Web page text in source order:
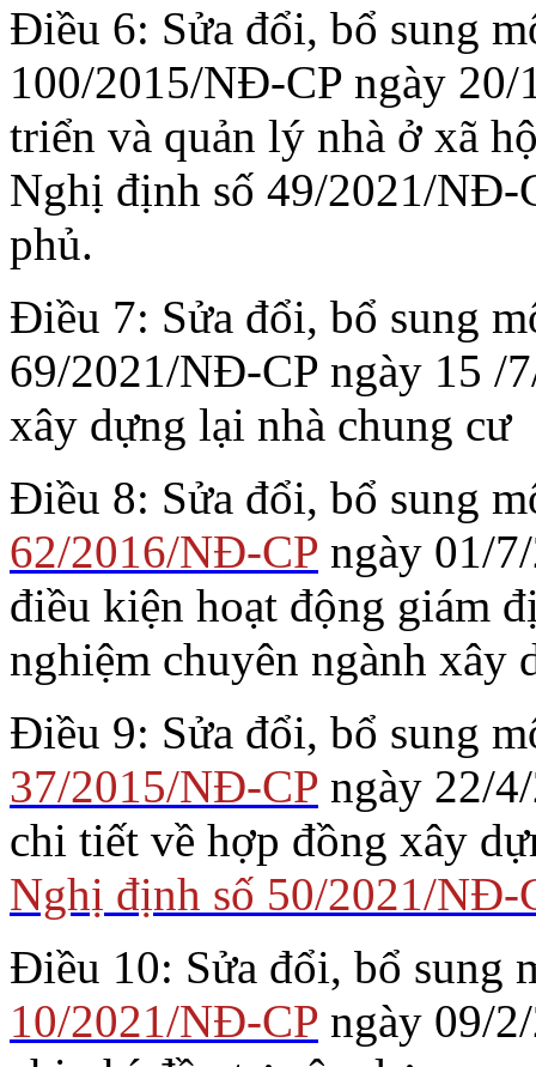
Điều 6: Sửa đổi, bổ sung
100/2015/NĐ-CP ngày 20/
triển và quản lý nhà ở xã
Nghị định số 49/2021/NĐ-
phủ.
Điều 7: Sửa đổi, bổ sung
69/2021/NĐ-CP ngày 15 /
xây dựng lại nhà chung cư
Điều 8: Sửa đổi, bổ sung
62/2016/NĐ-CP ngày 01/
điều kiện hoạt động giám
nghiệm chuyên ngành xây
Điều 9: Sửa đổi, bổ sung
37/2015/NĐ-CP ngày 22/
chi tiết về hợp đồng xây
Nghị định số 50/2021/NĐ-
Điều 10: Sửa đổi, bổ sung
10/2021/NĐ-CP ngày 09/